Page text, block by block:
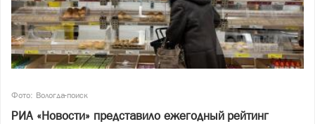
Фото: Вологда-поиск
РИА «Новости» представило ежегодный рейтинг